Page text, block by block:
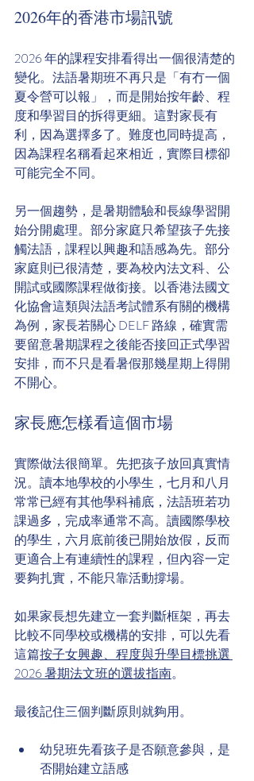
2026年的香港市場訊號
2026 年的課程安排看得出一個很清楚的
變化。法語暑期班不再只是「有冇一個
夏令營可以報」，而是開始按年齡、程
度和學習目的拆得更細。這對家長有
利，因為選擇多了。難度也同時提高，
因為課程名稱看起來相近，實際目標卻
可能完全不同。
另一個趨勢，是暑期體驗和長線學習開
始分開處理。部分家庭只希望孩子先接
觸法語，課程以興趣和語感為先。部分
家庭則已很清楚，要為校內法文科、公
開試或國際課程做銜接。以香港法國文
化協會這類與法語考試體系有關的機構
為例，家長若關心 DELF 路線，確實需
要留意暑期課程之後能否接回正式學習
安排，而不只是看暑假那幾星期上得開
不開心。
家長應怎樣看這個市場
實際做法很簡單。先把孩子放回真實情
況。讀本地學校的小學生，七月和八月
常常已經有其他學科補底，法語班若功
課過多，完成率通常不高。讀國際學校
的學生，六月底前後已開始放假，反而
更適合上有連續性的課程，但內容一定
要夠扎實，不能只靠活動撐場。
如果家長想先建立一套判斷框架，再去
比較不同學校或機構的安排，可以先看
這篇按子女興趣、程度與升學目標挑選
2026 暑期法文班的選拔指南。
最後記住三個判斷原則就夠用。
幼兒班先看孩子是否願意參與，是
否開始建立語感